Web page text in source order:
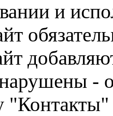
и
-
"Контакты"